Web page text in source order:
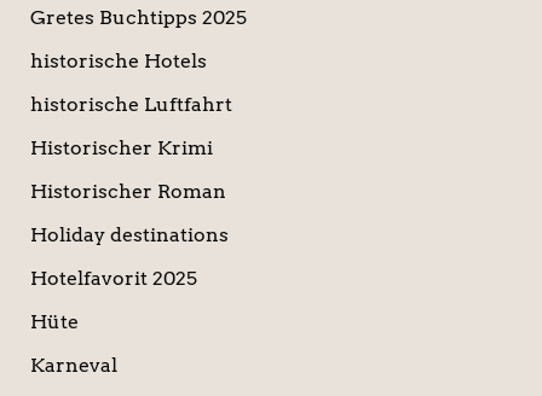
Gretes Buchtipps 2025
historische Hotels
historische Luftfahrt
Historischer Krimi
Historischer Roman
Holiday destinations
Hotelfavorit 2025
Hüte
Karneval